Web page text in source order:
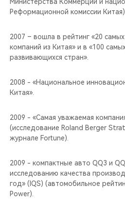
Реформационной комиссии Китая).
2007 – вошла в рейтинг «20
компаний из Китая» и в «100
развивающихся стран».
2008 - «Национальное
Китая».
2009 - «Самая уважаемая
(исследование Roland Berger
журнале Fortune).
2009 - компактные авто QQ3 и
исследованию качества
год» (IQS) (автомобильное
Power).